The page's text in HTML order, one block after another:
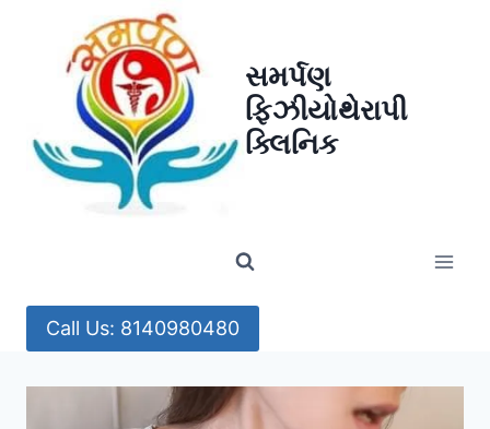
સમર્પણ
ફિઝીયોથેરાપી
ક્લિનિક
Call Us: 8140980480